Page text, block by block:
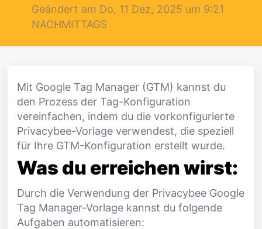
Geändert am Do, 11 Dez, 2025 um 9:21
NACHMITTAGS
Mit Google Tag Manager (GTM) kannst du
den Prozess der Tag-Konfiguration
vereinfachen, indem du die vorkonfigurierte
Privacybee-Vorlage verwendest, die speziell
für Ihre GTM-Konfiguration erstellt wurde.
Was du erreichen wirst:
Durch die Verwendung der Privacybee Google
Tag Manager-Vorlage kannst du folgende
Aufgaben automatisieren: